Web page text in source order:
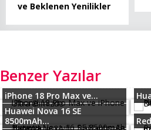
ve Beklenen Yenilikler
Benzer Yazılar
iPhone 18 Pro Max ve...
Huawei Nova 16 SE
8500mAh...